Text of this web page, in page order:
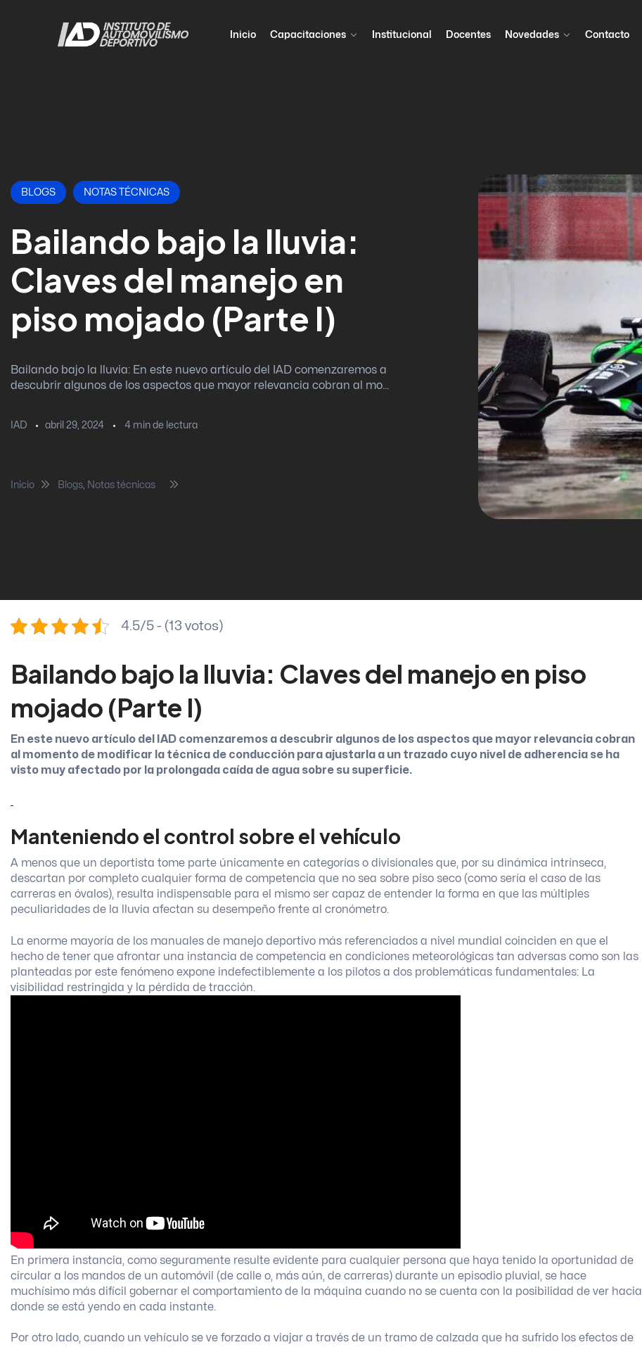
Inicio Capacitaciones Institucional Docentes Novedades Contacto
BLOGS NOTAS TÉCNICAS
Bailando bajo la lluvia:
Claves del manejo en
piso mojado (Parte I)
Bailando bajo la lluvia: En este nuevo artículo del IAD comenzaremos a
descubrir algunos de los aspectos que mayor relevancia cobran al mo...
IAD abril 29, 2024 4 min de lectura
Inicio Blogs Notas técnicas
4.5/5 - (13 votos)
Bailando bajo la lluvia: Claves del manejo en piso
mojado (Parte I)
En este nuevo artículo del IAD comenzaremos a descubrir algunos de los aspectos que mayor relevancia cobran
al momento de modificar la técnica de conducción para ajustarla a un trazado cuyo nivel de adherencia se ha
visto muy afectado por la prolongada caída de agua sobre su superficie.
Manteniendo el control sobre el vehículo
A menos que un deportista tome parte únicamente en categorías o divisionales que, por su dinámica intrínseca,
descartan por completo cualquier forma de competencia que no sea sobre piso seco (como sería el caso de las
carreras en óvalos), resulta indispensable para el mismo ser capaz de entender la forma en que las múltiples
peculiaridades de la lluvia afectan su desempeño frente al cronómetro.
La enorme mayoría de los manuales de manejo deportivo más referenciados a nivel mundial coinciden en que el
hecho de tener que afrontar una instancia de competencia en condiciones meteorológicas tan adversas como son las
planteadas por este fenómeno expone indefectiblemente a los pilotos a dos problemáticas fundamentales: La
visibilidad restringida y la pérdida de tracción.
En primera instancia, como seguramente resulte evidente para cualquier persona que haya tenido la oportunidad de
circular a los mandos de un automóvil (de calle o, más aún, de carreras) durante un episodio pluvial, se hace
muchísimo más difícil gobernar el comportamiento de la máquina cuando no se cuenta con la posibilidad de ver hacia
donde se está yendo en cada instante.
Por otro lado, cuando un vehículo se ve forzado a viajar a través de un tramo de calzada que ha sufrido los efectos de